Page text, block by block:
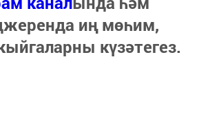
иң мөһим,
күзәтегез.